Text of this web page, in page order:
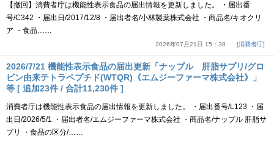
【撤回】消費者庁は機能性表示食品の届出情報を更新しました。 ・届出番
号/C342 ・届出日/2017/12/8 ・届出者名/小林製薬株式会社 ・商品名/キオクリ
ア ・食品……
2026年07月21日 15：38 消費者庁
2026/7/21 機能性表示食品の届出更新「ナップル 肝脂サプリ/グロ
ビン由来テトラペプチド(WTQR)《エムジーファーマ株式会社》」
等 [ 追加23件 / 合計11,230件 ]
消費者庁は機能性表示食品の届出情報を更新しました。 ・届出番号/L123 ・届
出日/2026/5/1 ・届出者名/エムジーファーマ株式会社 ・商品名/ナップル 肝脂サ
プリ ・食品の区分/……